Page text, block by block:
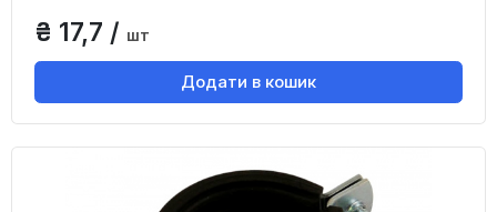
₴ 17,7 / шт
Додати в кошик